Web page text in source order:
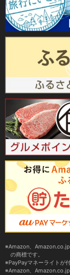
Amazon、
の商標です。
PayPayマネーライトが
Amazon、